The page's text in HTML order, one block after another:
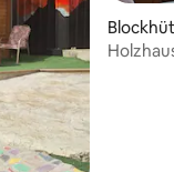
Bewertungen